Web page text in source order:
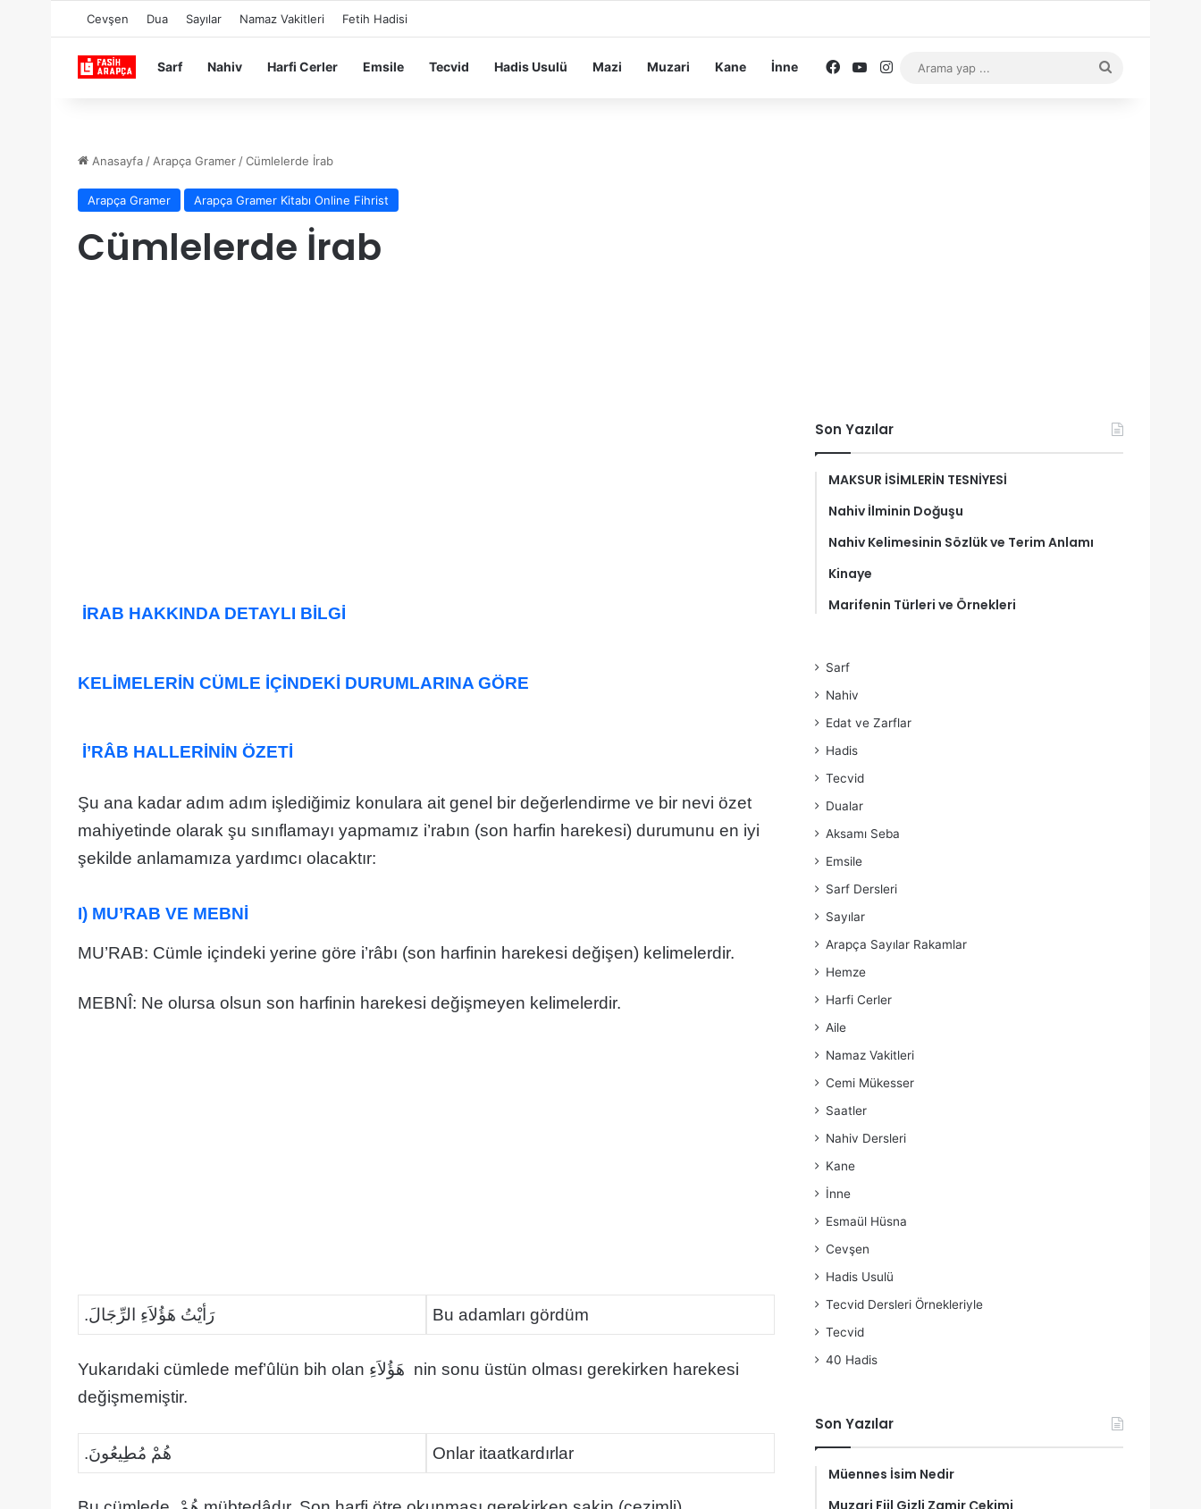
Cevşen Dua Sayılar Namaz Vakitleri Fetih Hadisi
Sarf Nahiv Harfi Cerler Emsile Tecvid Hadis Usulü Mazi Muzari Kane İnne Facebook
YouTube
Instagram
Anasayfa / Arapça Gramer /Cümlelerde İrab
Arapça Gramer Arapça Gramer Kitabı Online Fihrist
Cümlelerde İrab
İRAB HAKKINDA DETAYLI BİLGİ
KELİMELERİN CÜMLE İÇİNDEKİ DURUMLARINA GÖRE
İ’RÂB HALLERİNİN ÖZETİ
Şu ana kadar adım adım işlediğimiz konulara ait genel bir değerlendirme ve bir nevi özet
mahiyetinde olarak şu sınıflamayı yapmamız i’rabın (son harfin harekesi) durumunu en iyi
şekilde anlamamıza yardımcı olacaktır:
I) MU’RAB VE MEBNİ
MU’RAB: Cümle içindeki yerine göre i’râbı (son harfinin harekesi değişen) kelimelerdir.
MEBNÎ: Ne olursa olsun son harfinin harekesi değişmeyen kelimelerdir.
رَأيْتُ هَؤُلاَءِ الرِّجَالَ. Bu adamları gördüm
Yukarıdaki cümlede mef’ûlün bih olan هَؤُلاَءِ nin sonu üstün olması gerekirken harekesi
değişmemiştir.
هُمْ مُطِيعُونَ. Onlar itaatkardırlar
Son Yazılar
MAKSUR İSİMLERİN TESNİYESİ
Nahiv İlminin Doğuşu
Nahiv Kelimesinin Sözlük ve Terim Anlamı
Kinaye
Marifenin Türleri ve Örnekleri
Sarf
Nahiv
Edat ve Zarflar
Hadis
Tecvid
Dualar
Aksamı Seba
Emsile
Sarf Dersleri
Sayılar
Arapça Sayılar Rakamlar
Hemze
Harfi Cerler
Aile
Namaz Vakitleri
Cemi Mükesser
Saatler
Nahiv Dersleri
Kane
İnne
Esmaül Hüsna
Cevşen
Hadis Usulü
Tecvid Dersleri Örnekleriyle
Tecvid
40 Hadis
Son Yazılar
Müennes İsim Nedir
Muzari Fiil Gizli Zamir Çekimi